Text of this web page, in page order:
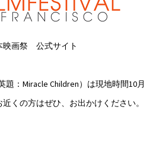
映画祭 公式サイト
：Miracle Children）は現地時間10月
くの方はぜひ、お出かけください。